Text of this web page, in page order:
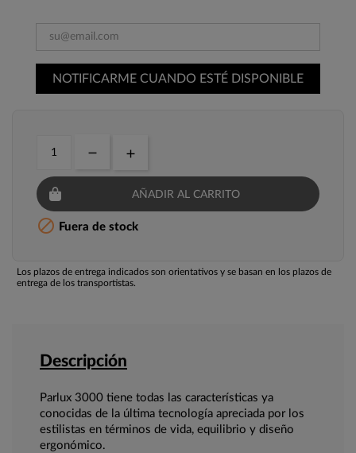
NOTIFICARME CUANDO ESTÉ DISPONIBLE
AÑADIR AL CARRITO
 Fuera de stock
Los plazos de entrega indicados son orientativos y se basan en los plazos de
entrega de los transportistas.
Descripción
Parlux 3000 tiene todas las características ya
conocidas de la última tecnología apreciada por los
estilistas en términos de vida, equilibrio y diseño
ergonómico.